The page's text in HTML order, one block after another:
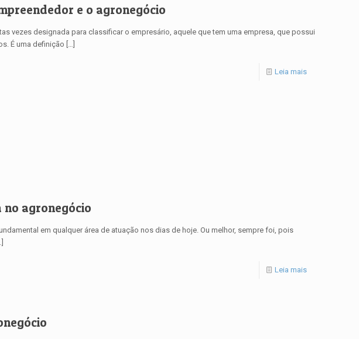
e o agronegócio
vezes designada para classificar o empresário, aquele que tem uma empresa, que possui
É uma definição […]
Leia mais
no agronegócio
em qualquer área de atuação nos dias de hoje. Ou melhor, sempre foi, pois
Leia mais